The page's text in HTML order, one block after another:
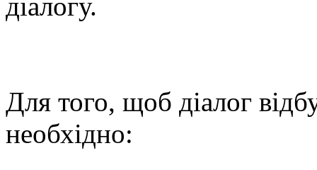
Для того, щоб діалог
необхідно: